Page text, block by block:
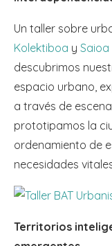
Un taller sobre
Kolektiboa y Saioa
descubrimos
espacio urbano,
a través de
prototipamos la
ordenamiento de
necesidades
Territorios